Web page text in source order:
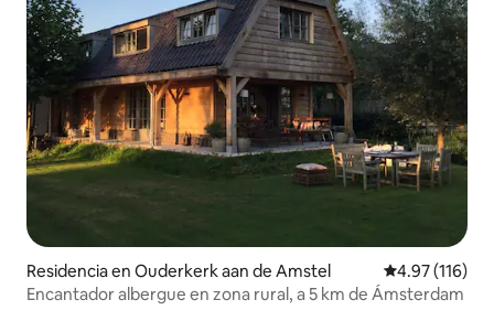
Residencia en Ouderkerk aan de Amstel Calificación
4.97 (116)
Encantador albergue en zona rural, a 5 km de Ámsterdam